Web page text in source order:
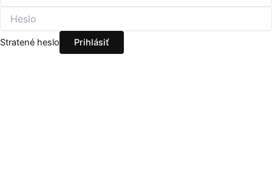
Stratené heslo